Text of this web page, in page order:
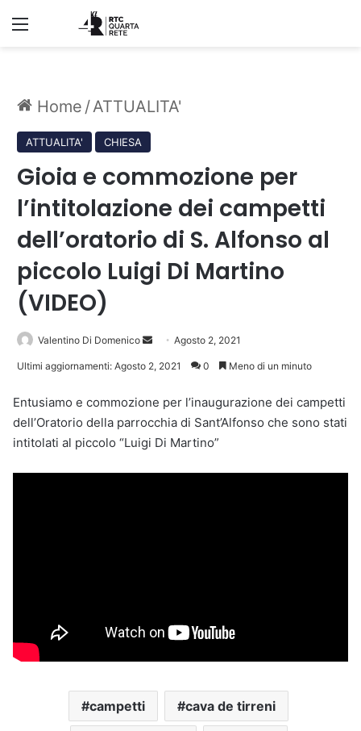
Menu
Home /ATTUALITA'
ATTUALITA' CHIESA
Gioia e commozione per
l’intitolazione dei campetti
dell’oratorio di S. Alfonso al
piccolo Luigi Di Martino
(VIDEO)
Valentino Di Domenico
Invia Agosto 2, 2021
Ultimi aggiornamenti: Agosto 2, 2021 0 Meno di un minuto
Entusiamo e commozione per l’inaugurazione dei campetti
dell’Oratorio della parrocchia di Sant’Alfonso che sono stati
intitolati al piccolo “Luigi Di Martino”
campetti cava de tirreni